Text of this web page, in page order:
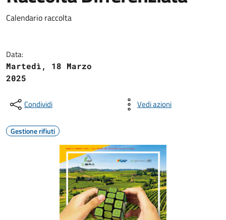
Calendario raccolta
Data:
Martedì, 18 Marzo
2025
Condividi Vedi azioni
Gestione rifiuti